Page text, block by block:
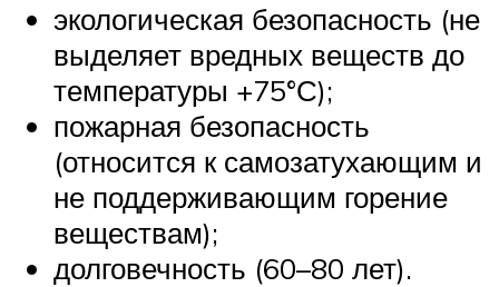
экологическая безопасность (не
выделяет вредных веществ до
температуры +75°С);
пожарная безопасность
(относится к самозатухающим и
не поддерживающим горение
веществам);
долговечность (60–80 лет).